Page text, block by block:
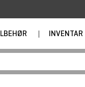
| INVENTAR